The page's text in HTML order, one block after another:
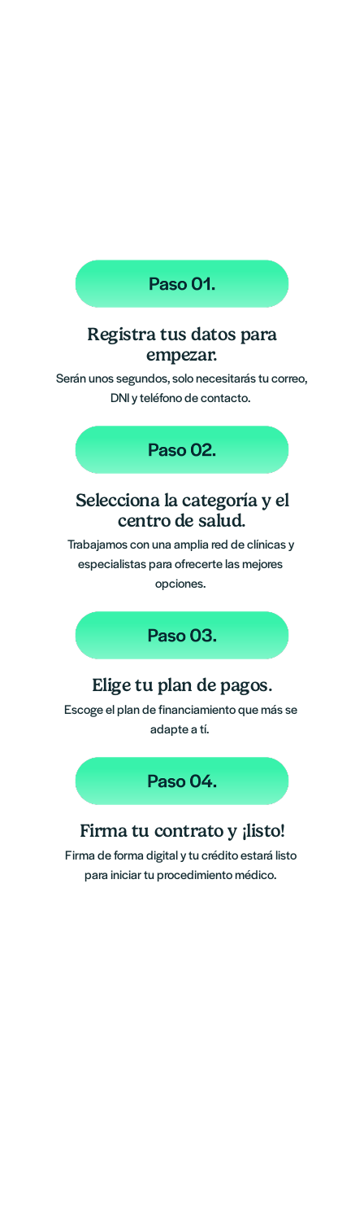
Registra tus datos para
empezar.
Serán unos segundos, solo necesitarás tu correo,
DNI y teléfono de contacto.
Selecciona la categoría y el
centro de salud.
Trabajamos con una amplia red de clínicas y
especialistas para ofrecerte las mejores
opciones.
Elige tu plan de pagos.
Escoge el plan de financiamiento que más se
adapte a tí.
Firma tu contrato y ¡listo!
Firma de forma digital y tu crédito estará listo
para iniciar tu procedimiento médico.